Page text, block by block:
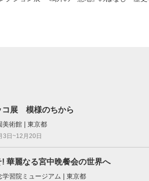
コ展 模様のちから
美術館 | 東京都
3日~12月20日
! 華麗なる宮中晩餐会の世界へ
学習院ミュージアム | 東京都